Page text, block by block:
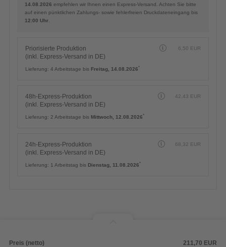
14.08.2026 empfehlen wir Ihnen einen Express-Versand. Achten Sie bitte
auf einen pünktlichen Zahlungs- sowie fehlerfreien Druckdateneingang bis
12:00 Uhr
Priorisierte Produktion
(inkl. Express-Versand in DE)
6,50 EUR
Lieferung: 4 Arbeitstage bis Freitag, 14.08.2026*
48h-Express-Produktion
(inkl. Express-Versand in DE)
42,43 EUR
Lieferung: 2 Arbeitstage bis Mittwoch, 12.08.2026*
24h-Express-Produktion
(inkl. Express-Versand in DE)
68,32 EUR
Lieferung: 1 Arbeitstag bis Dienstag, 11.08.2026*
Preis (netto) 211,70 EUR